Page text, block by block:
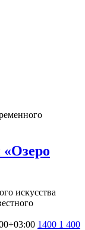
искусства
1400 1 400